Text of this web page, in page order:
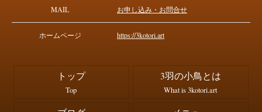
MAIL お申し込み・お問合せ
ホームページ https://3kotori.art
トップ
Top
3羽の小鳥とは
What is 3kotori.art